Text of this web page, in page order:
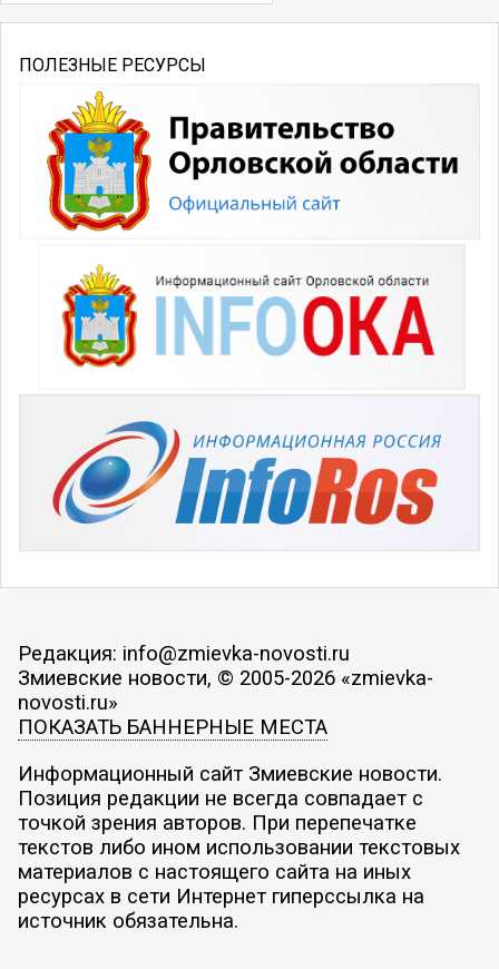
ПОЛЕЗНЫЕ РЕСУРСЫ
Редакция: info@zmievka-novosti.ru
Змиевские новости, © 2005-2026 «zmievka-
novosti.ru»
ПОКАЗАТЬ БАННЕРНЫЕ МЕСТА
Информационный сайт Змиевские новости.
Позиция редакции не всегда совпадает с
точкой зрения авторов. При перепечатке
текстов либо ином использовании текстовых
материалов с настоящего сайта на иных
ресурсах в сети Интернет гиперссылка на
источник обязательна.